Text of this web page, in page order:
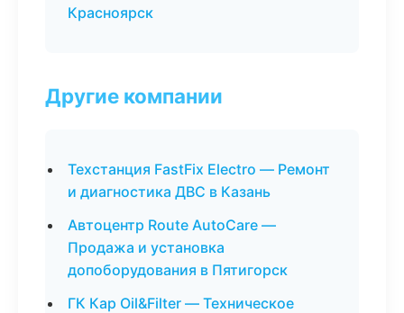
Красноярск
Другие компании
Техстанция FastFix Electro — Ремонт
и диагностика ДВС в Казань
Автоцентр Route AutoCare —
Продажа и установка
допоборудования в Пятигорск
ГК Кар Oil&Filter — Техническое